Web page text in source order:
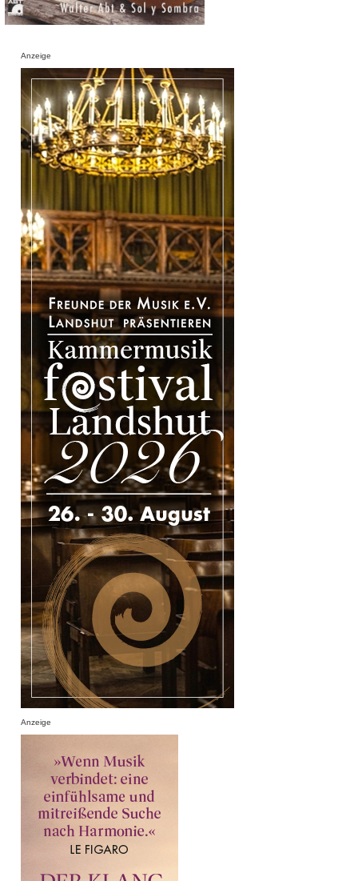
Anzeige
Anzeige